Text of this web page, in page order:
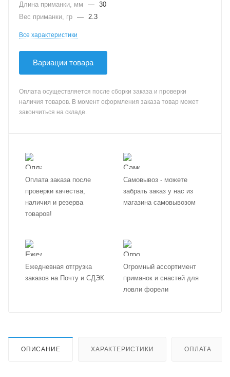
Длина приманки, мм
— 30
Вес приманки, гр — 2.3
Все характеристики
Вариации товара
Оплата осуществляется после сборки заказа и проверки
наличия товаров. В момент оформления заказа товар может
закончиться на складе.
Оплата заказа после
проверки качества,
наличия и резерва
товаров!
Самовывоз - можете
забрать заказ у нас из
магазина самовывозом
Ежедневная отгрузка
заказов на Почту и СДЭК
Огромный ассортимент
приманок и снастей для
ловли форели
ОПИСАНИЕ ХАРАКТЕРИСТИКИ ОПЛАТА